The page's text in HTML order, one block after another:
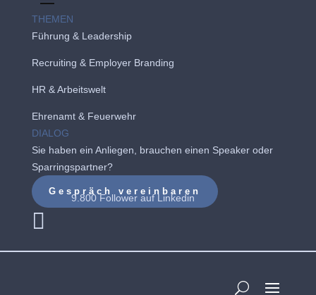
THEMEN
Führung & Leadership
Recruiting & Employer Branding
HR & Arbeitswelt
Ehrenamt & Feuerwehr
DIALOG
Sie haben ein Anliegen, brauchen einen Speaker oder
Sparringspartner?
Gespräch vereinbaren

9.800 Follower aufLinkedin